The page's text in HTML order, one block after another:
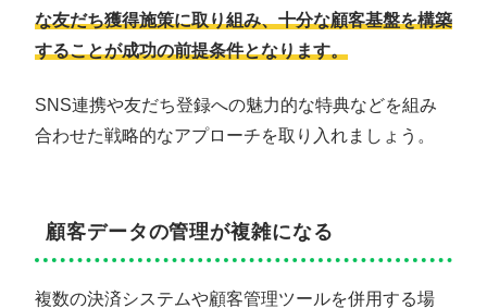
な友だち獲得施策に取り組み、十分な顧客基盤を構築
することが成功の前提条件となります。
SNS連携や友だち登録への魅力的な特典などを組み
合わせた戦略的なアプローチを取り入れましょう。
顧客データの管理が複雑になる
複数の決済システムや顧客管理ツールを併用する場